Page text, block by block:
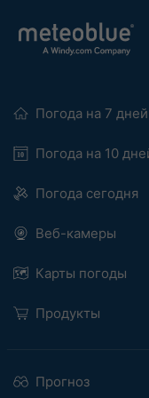
Погода на 7 дней
Погода на 10
Погода сегодня
Веб-камеры
Карты погоды
Продукты
Прогноз